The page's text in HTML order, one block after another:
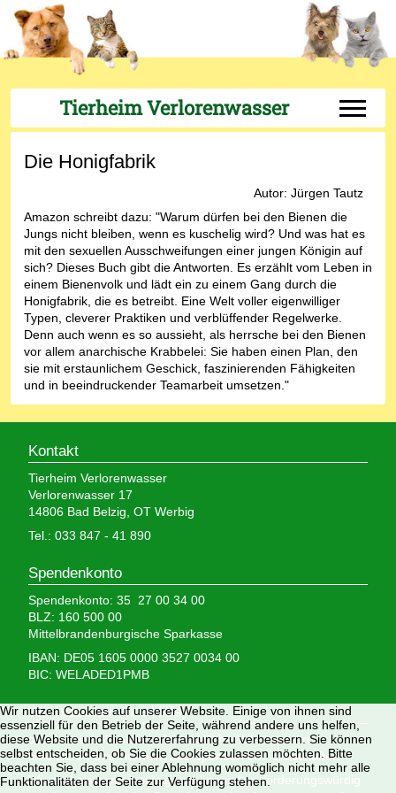
Tierheim Verlorenwasser Off-
Die Honigfabrik
Autor: Jürgen Tautz
Amazon schreibt dazu: "Warum dürfen bei den Bienen die
Jungs nicht bleiben, wenn es kuschelig wird? Und was hat es
mit den sexuellen Ausschweifungen einer jungen Königin auf
sich? Dieses Buch gibt die Antworten. Es erzählt vom Leben in
einem Bienenvolk und lädt ein zu einem Gang durch die
Honigfabrik, die es betreibt. Eine Welt voller eigenwilliger
Typen, cleverer Praktiken und verblüffender Regelwerke.
Denn auch wenn es so aussieht, als herrsche bei den Bienen
vor allem anarchische Krabbelei: Sie haben einen Plan, den
sie mit erstaunlichem Geschick, faszinierenden Fähigkeiten
und in beeindruckender Teamarbeit umsetzen."
Kontakt
Tierheim Verlorenwasser
Verlorenwasser 17
14806 Bad Belzig, OT Werbig
Tel.: 033 847 - 41 890
Spendenkonto
Spendenkonto: 35 27 00 34 00
BLZ: 160 500 00
Mittelbrandenburgische Sparkasse
IBAN: DE05 1605 0000 3527 0034 00
BIC: WELADED1PMB
Wir brauchen Ihre Hilfe,
denn wir erhalten keinerlei staatliche Hilfe, sondern
finanzieren das Tierheim aus Spenden und Erbschaften.
Wir sind als gemeinnützig und besonders förderungswürdig
Wir nutzen Cookies auf unserer Website. Einige von ihnen sind
essenziell für den Betrieb der Seite, während andere uns helfen,
diese Website und die Nutzererfahrung zu verbessern. Sie können
selbst entscheiden, ob Sie die Cookies zulassen möchten. Bitte
beachten Sie, dass bei einer Ablehnung womöglich nicht mehr alle
Funktionalitäten der Seite zur Verfügung stehen.